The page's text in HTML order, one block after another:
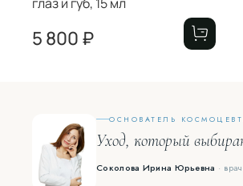
5 800 ₽
ОСНОВАТЕЛЬ
Уход, который
Соколова Ирина Юрьевна ·